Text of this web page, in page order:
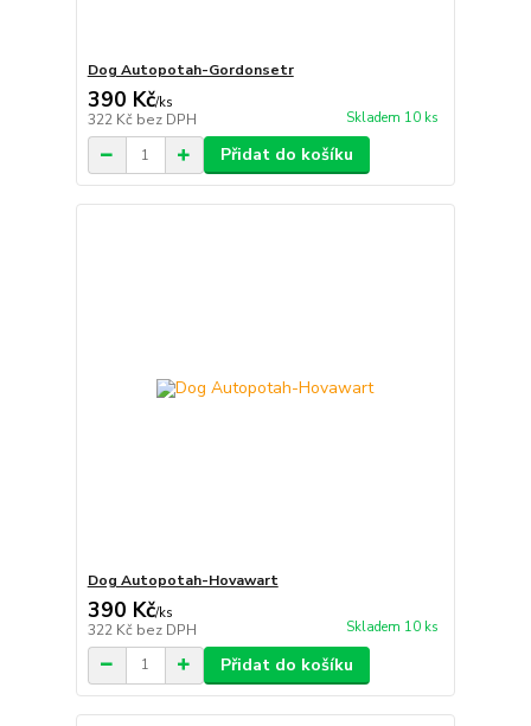
Dog Autopotah-Gordonsetr
390 Kč/ks
322 Kč bez DPH Skladem 10 ks
Přidat do košíku
Dog Autopotah-Hovawart
390 Kč/ks
322 Kč bez DPH Skladem 10 ks
Přidat do košíku